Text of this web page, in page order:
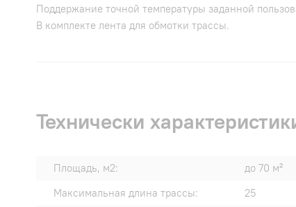
Поддержание точной температуры заданной
В комплекте лента для обмотки трассы.
Технически
Площадь, м2:
до 70 м²
Максимальная длина трассы:
25